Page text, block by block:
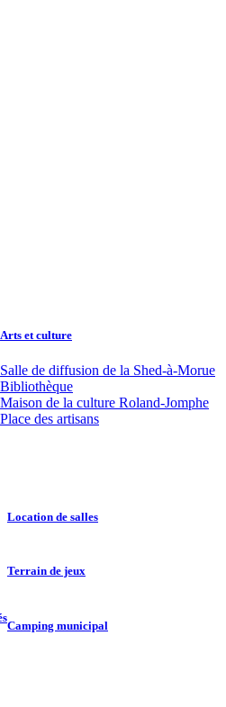
Arts et culture
Salle de diffusion de la Shed-à-Morue
Bibliothèque
Maison de la culture Roland-Jomphe
Place des artisans
Location de salles
Terrain de jeux
Camping municipal